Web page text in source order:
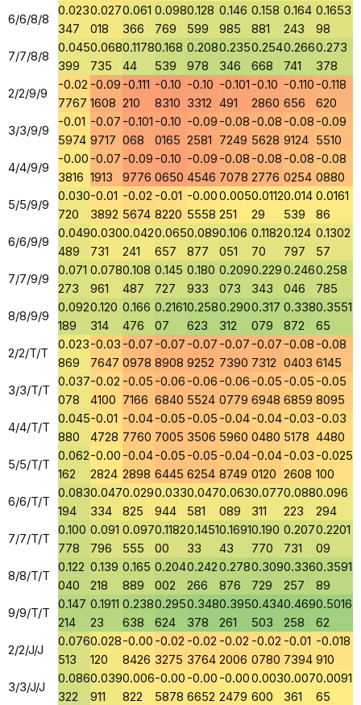
6/6/8/8
0.023
347
0.027
018
0.061
366
0.098
769
0.128
599
0.146
985
0.158
881
0.164
243
0.1653
98
7/7/8/8
0.045
399
0.068
735
0.1178
44
0.168
539
0.208
978
0.235
346
0.254
668
0.266
741
0.273
378
2/2/9/9
-0.02
7767
-0.09
1608
-0.111
210
-0.10
8310
-0.10
3312
-0.101
491
-0.10
2860
-0.110
656
-0.118
620
3/3/9/9
-0.01
5974
-0.07
9717
-0.101
068
-0.10
0165
-0.09
2581
-0.08
7249
-0.08
5628
-0.08
9124
-0.09
5510
4/4/9/9
-0.00
3816
-0.07
1913
-0.09
9776
-0.10
0650
-0.09
4546
-0.08
7078
-0.08
2776
-0.08
0254
-0.08
0880
5/5/9/9
0.030
720
-0.01
3892
-0.02
5674
-0.01
8220
-0.00
5558
0.005
251
0.0112
29
0.014
539
0.0161
86
6/6/9/9
0.049
489
0.030
731
0.042
241
0.065
657
0.089
877
0.106
051
0.1182
70
0.124
797
0.1302
57
7/7/9/9
0.071
273
0.078
961
0.108
487
0.145
727
0.180
933
0.209
073
0.229
343
0.246
046
0.258
785
8/8/9/9
0.092
189
0.120
314
0.166
476
0.2161
07
0.258
623
0.290
312
0.317
079
0.338
872
0.3551
65
2/2/T/T
0.023
869
-0.03
7647
-0.07
0978
-0.07
8908
-0.07
9252
-0.07
7390
-0.07
7312
-0.08
0403
-0.08
6145
3/3/T/T
0.037
078
-0.02
4100
-0.05
7166
-0.06
6840
-0.06
5524
-0.06
0779
-0.05
6948
-0.05
6859
-0.05
8095
4/4/T/T
0.045
880
-0.01
4728
-0.04
7760
-0.05
7005
-0.05
3506
-0.04
5960
-0.04
0480
-0.03
5178
-0.03
4480
5/5/T/T
0.062
162
-0.00
2824
-0.04
2898
-0.05
6445
-0.05
6254
-0.04
8749
-0.04
0120
-0.03
2608
-0.025
100
6/6/T/T
0.083
194
0.047
334
0.029
825
0.033
944
0.047
581
0.063
089
0.077
311
0.088
223
0.096
294
7/7/T/T
0.100
778
0.091
796
0.097
555
0.1182
00
0.1451
33
0.1691
43
0.190
770
0.207
731
0.2201
09
8/8/T/T
0.122
040
0.139
218
0.165
889
0.204
002
0.242
266
0.278
876
0.309
729
0.336
257
0.3591
89
9/9/T/T
0.147
214
0.1911
23
0.238
638
0.295
624
0.348
378
0.395
261
0.434
503
0.469
258
0.5016
62
2/2/J/J
0.076
513
0.028
120
-0.00
8426
-0.02
3275
-0.02
3764
-0.02
2006
-0.02
0780
-0.01
7394
-0.018
910
3/3/J/J
0.086
322
0.039
911
0.006
822
-0.00
5878
-0.00
6652
-0.00
2479
0.003
600
0.007
361
0.0091
65